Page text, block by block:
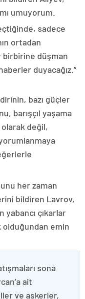
umuyorum.
sadece
ortadan
birbirine düşman
duyacağız.”
bazı güçler
barışçıl yaşama
değil,
her zaman
bildiren Lavrov,
yabancı çıkarlar
olduğundan emin
sona
ait
ve askerler,